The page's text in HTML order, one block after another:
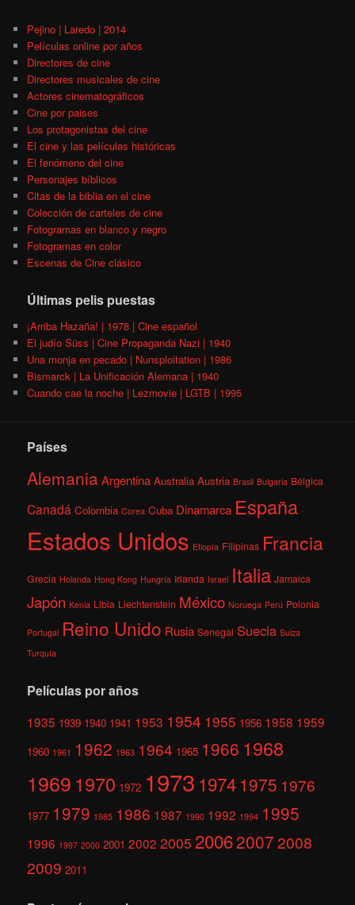
Pejino | Laredo | 2014
Películas online por años
Directores de cine
Directores musicales de cine
Actores cinematográficos
Cine por paises
Los protagonistas del cine
El cine y las películas históricas
El fenómeno del cine
Personajes bíblicos
Citas de la biblia en el cine
Colección de carteles de cine
Fotogramas en blanco y negro
Fotogramas en color
Escenas de Cine clásico
Últimas pelis puestas
¡Arriba Hazaña! | 1978 | Cine español
El judío Süss | Cine Propaganda Nazi | 1940
Una monja en pecado | Nunsploitation | 1986
Bismarck | La Unificación Alemana | 1940
Cuando cae la noche | Lezmovie | LGTB | 1995
Países
AlemaniaArgentina Australia Austria Brasil Bulgaria Bélgica
Canadá Colombia Corea Cuba Dinamarca España
Estados Unidos Etiopía Filipinas Francia
Grecia Holanda Hong Kong Hungría Irlanda Israel Italia Jamaica
Japón Kenia Libia Liechtenstein México Noruega Perú Polonia
Portugal Reino Unido Rusia Senegal Suecia Suiza
Turquía
Películas por años
1935 1939 1940 1941 1953 1954 1955 1956 1958 1959
1960 1961 1962 1963 1964 1965 1966 1968
1969 1970 1972 1973 1974 1975 1976
1977 1979 1985 1986 1987 1990 1992 1994 1995
1996 1997 2000 2001 2002 2005 200620072008
2009 2011